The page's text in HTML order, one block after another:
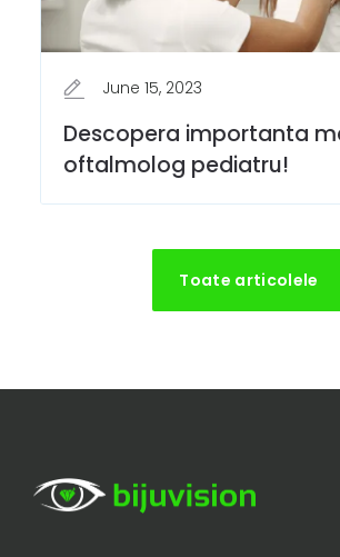
June 15, 2023
Descopera importanta
oftalmolog pediatru!
Toate articolele